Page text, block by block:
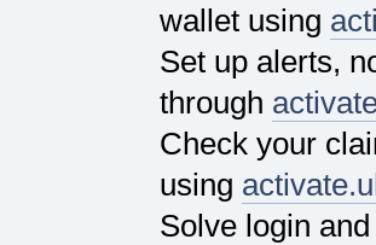
wallet using
Set up alerts,
through
Check your
using
Solve login